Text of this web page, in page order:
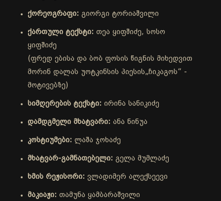
ქორეოგრაფი: გიორგი ტორიაშვილი
ქართული ტექსტი: თეა ყიფშიძე, სოსო
ყიფშიძე
(ფრედ ებისა და ბობ ფოსის წიგნის მიხედვით
მორინ დალას უოტკინსის პიესის„ჩიკაგოს“ -
მოტივებზე)
სიმღერების ტექსტი: ირინა სანიკიძე
დამდგმელი მხატვარი: ანა ნინუა
კოსტიუმები: ლაშა ჯოხაძე
მხატვარ-გამნათებელი: გელა მუმლაძე
ხმის რეჟისორი: ვლადიმერ ალექსეევი
მაკიაჟი: თამუნა ყამბარაშვილი